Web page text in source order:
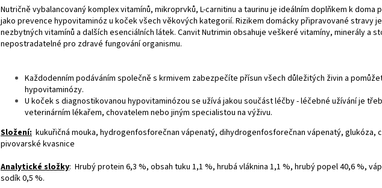
Nutričně vybalancovaný komplex vitamínů, mikroprvků, L-carnitinu a taurinu je ideálním doplňkem k doma
jako prevence hypovitaminóz u koček všech věkových kategorií. Rizikem domácky připravované stravy
nezbytných vitamínů a dalších esenciálních látek. Canvit Nutrimin obsahuje veškeré vitamíny, minerály a
nepostradatelné pro zdravé fungování organismu.
Každodenním podáváním společně s krmivem zabezpečíte přísun všech důležitých živin a
hypovitaminózy.
U koček s diagnostikovanou hypovitaminózou se užívá jakou součást léčby - léčebné užívání je
veterinárním lékařem, chovatelem nebo jiným specialistou na výživu.
Složení: kukuřičná mouka, hydrogenfosforečnan vápenatý, dihydrogenfosforečnan vápenatý, glukóza,
pivovarské kvasnice
Analytické složky: Hrubý protein 6,3 %, obsah tuku 1,1 %, hrubá vláknina 1,1 %, hrubý popel 40,6 %,
sodík 0,5 %.